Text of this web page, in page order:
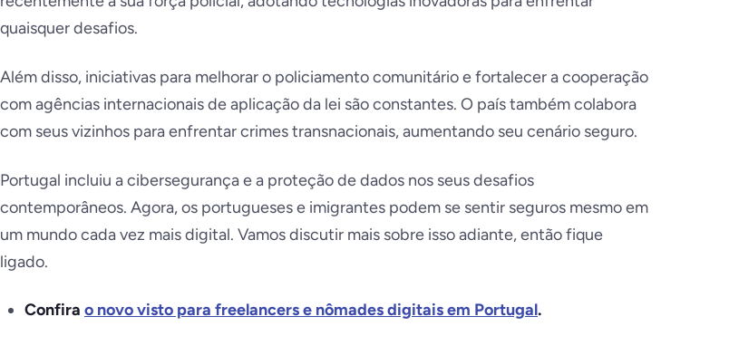
quaisquer desafios.
Além disso, iniciativas para melhorar o policiamento comunitário e fortalecer a cooperação
com agências internacionais de aplicação da lei são constantes. O país também colabora
com seus vizinhos para enfrentar crimes transnacionais, aumentando seu cenário seguro.
Portugal incluiu a cibersegurança e a proteção de dados nos seus desafios
contemporâneos. Agora, os portugueses e imigrantes podem se sentir seguros mesmo em
um mundo cada vez mais digital. Vamos discutir mais sobre isso adiante, então fique
ligado.
Confira o novo visto para freelancers e nômades digitais em Portugal.